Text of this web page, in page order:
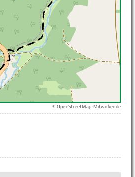
© OpenStreetMap-Mitwirkende